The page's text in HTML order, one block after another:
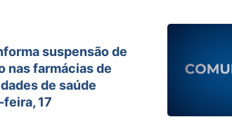
suspensão de
nas farmácias de
de saúde
17